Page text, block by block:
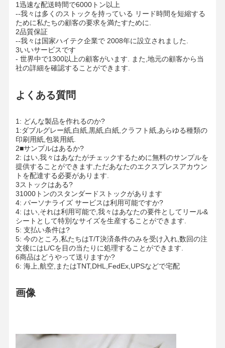
1迅速な配送時間で6000トン以上
--我々は多くのストックを持っている リード時間を短縮する
ために私たちの顧客の要求を満たすために.
2品質保証
--我々は国家ハイテク企業で 2008年に設立されました.
3いいサービスです
- 世界中で1300以上の顧客がいます. また,地元の顧客から当
社の詳細を確認することができます.
よくある質問
1: どんな製品を作れるのか?
1:ダブルグレー紙,白紙,黒紙,白紙,クラフト紙,あらゆる種類の
印刷用紙,包装用紙.
2■サンプルはあるか?
2: はい,我々はあなたがチェックするために無料のサンプルを
提供することができます,ただあなたのエクスプレスアカウン
トを配達する必要があります.
3ストックはある?
31000トンのスタンダードストックがあります
4: パーソナライズ サービスは利用可能ですか?
4: はい,それは利用可能で,我々はあなたの要件としてリール&
シートとして特別なサイズを生産することができます.
5: 支払い条件は?
5: 今のところ,私たちはT/T決済条件のみを受け入れ,数回の注
文後にはL/Cを目の当たりに処理することができます.
6商品はどうやって送りますか?
6: 海上,航空,またはTNT,DHL,FedEx,UPSなどで宅配
画像